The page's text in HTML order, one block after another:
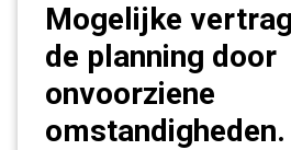
Mogelijke
de planning door
onvoorziene
omstandigheden.